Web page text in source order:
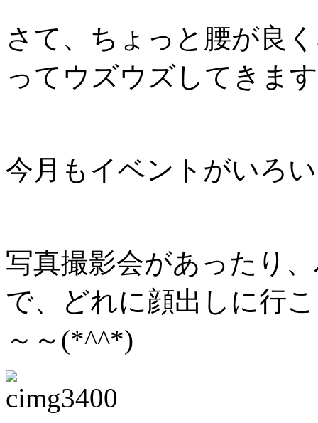
さて、ちょっと腰が良
ってウズウズしてきま
今月もイベントがいろ
写真撮影会があったり
で、どれに顔出しに行
～～(*^^*)